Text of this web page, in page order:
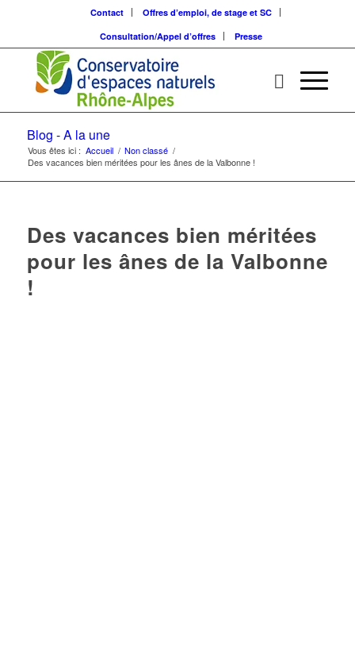
Contact
Offres d’emploi, de stage et SC
Consultation/Appel d’offres
Presse
Blog - A la une
Vous êtes ici : Accueil / Non classé /
Des vacances bien méritées pour les ânes de la Valbonne !
Des vacances bien méritées
pour les ânes de la Valbonne
!